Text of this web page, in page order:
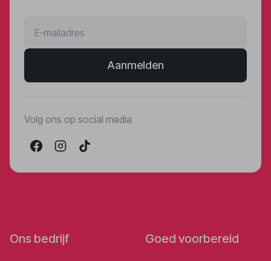
Aanmelden
Volg ons op social media
Ons bedrijf Goed voorbereid